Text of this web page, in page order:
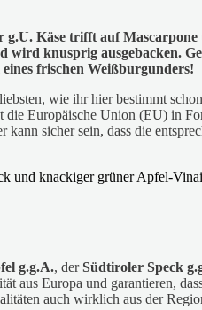
Käse trifft auf
knusprig ausgebacken.
frischen Weißburgunders!
wie ihr hier bestimmt
Europäische Union (EU) in
sicher sein, dass die
g.g.A., derSüdtiroler Speck
aus Europa und garantieren,
auch wirklich aus der